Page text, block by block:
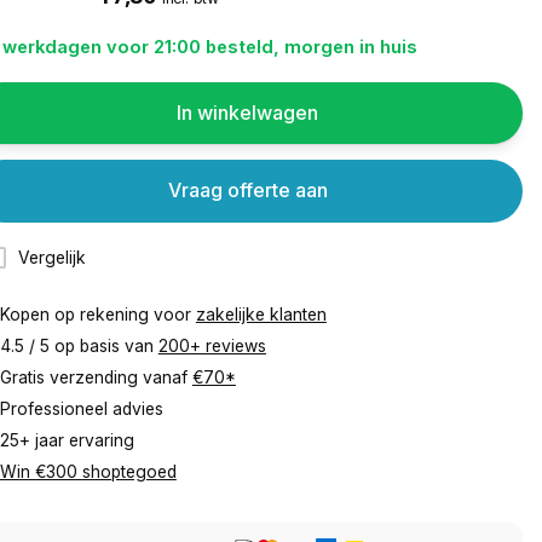
werkdagen voor 21:00 besteld, morgen in huis
In winkelwagen
Vergelijk
Vraag offerte aan
Kopen op rekening voor zakelijke klanten
4.5 / 5 op basis van 200+ reviews
Gratis verzending vanaf €70*
Professioneel advies
25+ jaar ervaring
Win €300 shoptegoed